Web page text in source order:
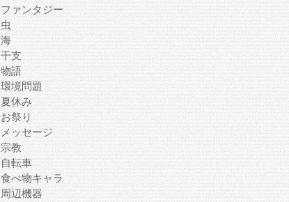
ファンタジー
虫
海
干支
物語
環境問題
夏休み
お祭り
メッセージ
宗教
自転車
食べ物キャラ
周辺機器